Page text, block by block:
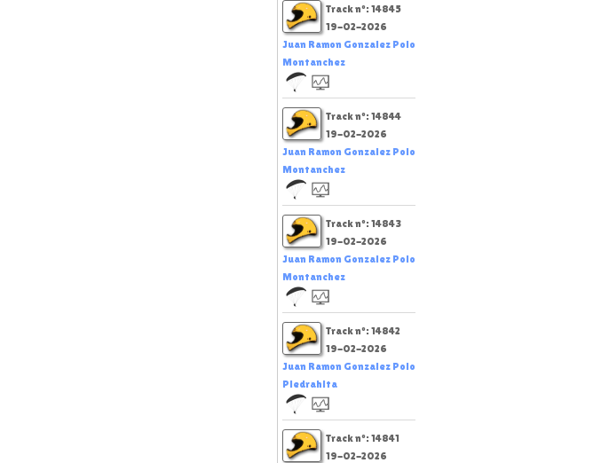
Track nº: 14845
19-02-2026
Juan Ramon Gonzalez Polo
Montanchez
Track nº: 14844
19-02-2026
Juan Ramon Gonzalez Polo
Montanchez
Track nº: 14843
19-02-2026
Juan Ramon Gonzalez Polo
Montanchez
Track nº: 14842
19-02-2026
Juan Ramon Gonzalez Polo
Piedrahita
Track nº: 14841
19-02-2026